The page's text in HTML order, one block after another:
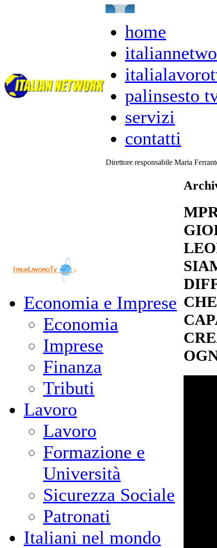
home
palinsesto
servizi
contatti
Direttore responsabile Maria
Economia e Imprese
Economia
Imprese
Finanza
Tributi
Lavoro
Lavoro
Formazione e
Università
Sicurezza Sociale
Patronati
Italiani nel mondo